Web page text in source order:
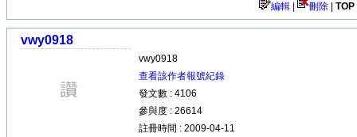
編輯 | 刪除 TOP
vwy0918
vwy0918
查看該作者報號紀錄
發文數 : 4106
參與度 : 26614
註冊時間 : 2009-04-11